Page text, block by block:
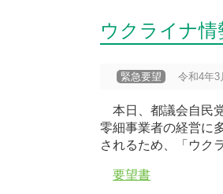
ウクライナ
緊急要望 令和4年3
本日、都議会自民
零細事業者の経営に
されるため、「ウク
要望書